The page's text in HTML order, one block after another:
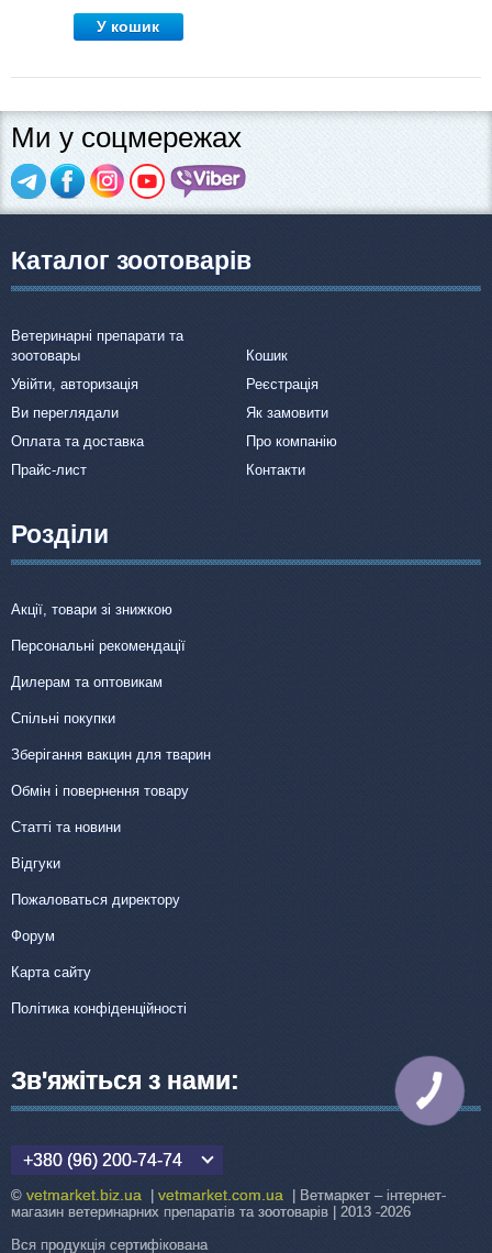
У кошик
Ми у соцмережах
Каталог зоотоварів
Ветеринарні препарати та
зоотовары
Кошик
Увійти, авторизація
Реєстрація
Ви переглядали
Як замовити
Оплата та доставка
Про компанію
Прайс-лист
Контакти
Розділи
Акції, товари зі знижкою
Персональні рекомендації
Дилерам та оптовикам
Спільні покупки
Зберігання вакцин для тварин
Обмін і повернення товару
Статті та новини
Відгуки
Пожаловаться директору
Форум
Карта сайту
Політика конфіденційності
Зв'яжіться з нами:
+380 (96) 200-74-74
© vetmarket.biz.ua vetmarket.com.ua | Ветмаркет – інтернет-
магазин ветеринарних препаратів та зоотоварів | 2013 -2026
Вся продукція сертифікована
КНОПКА
ЗВ'ЯЗКУ